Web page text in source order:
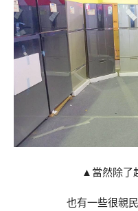
▲當然除了
也有一些很親